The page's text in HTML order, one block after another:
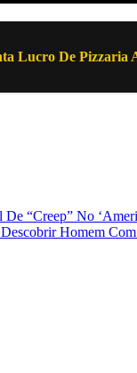
Lucro De Pizzaria
“Creep” No
Homem